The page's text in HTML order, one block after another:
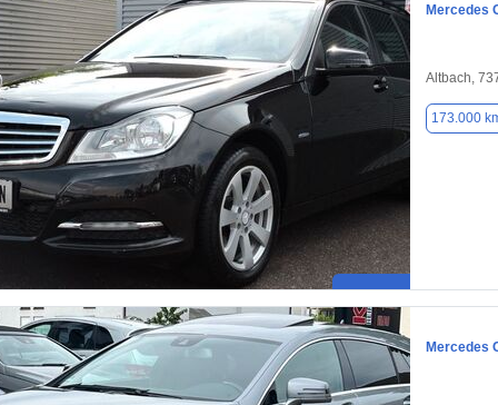
Mercedes
Altbach,
173.000
Mercedes